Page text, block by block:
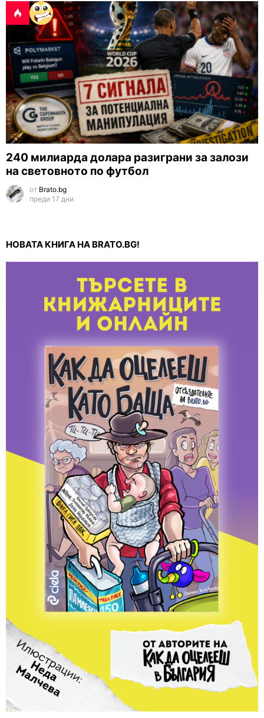
240 милиарда долара разиграни за залози
на световното по футбол
от Brato.bg
преди 17 дни
НОВАТА КНИГА НА BRATO.BG!